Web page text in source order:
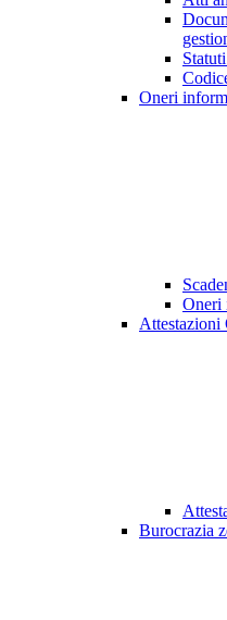
Oneri
Oneri
Attestazioni
Burocrazia